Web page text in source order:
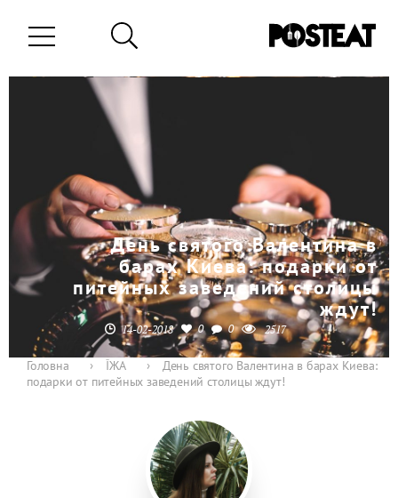
День святого Валентина в
барах Киева: подарки от
питейных заведений столицы
ждут!
14-02-2018 0 0 2517
Головна › ЇЖА ›
День святого Валентина в барах Киева:
подарки от питейных заведений столицы ждут!